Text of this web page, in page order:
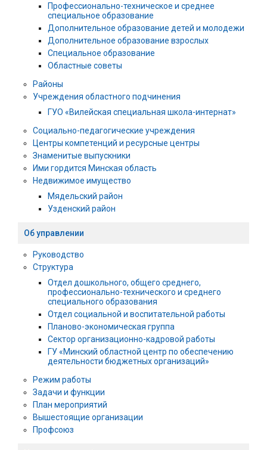
Профессионально-техническое и среднее
специальное образование
Дополнительное образование детей и молодежи
Дополнительное образование взрослых
Специальное образование
Областные советы
Районы
Учреждения областного подчинения
ГУО «Вилейская специальная школа-интернат»
Социально-педагогические учреждения
Центры компетенций и ресурсные центры
Знаменитые выпускники
Ими гордится Минская область
Недвижимое имущество
Мядельский район
Узденский район
Об управлении
Руководство
Структура
Отдел дошкольного, общего среднего,
профессионально-технического и среднего
специального образования
Отдел социальной и воспитательной работы
Планово-экономическая группа
Сектор организационно-кадровой работы
ГУ «Минский областной центр по обеспечению
деятельности бюджетных организаций»
Режим работы
Задачи и функции
План мероприятий
Вышестоящие организации
Профсоюз